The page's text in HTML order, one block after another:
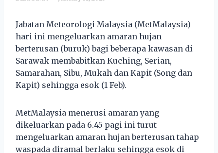
Jabatan Meteorologi Malaysia (MetMalaysia)
hari ini mengeluarkan amaran hujan
berterusan (buruk) bagi beberapa kawasan di
Sarawak membabitkan Kuching, Serian,
Samarahan, Sibu, Mukah dan Kapit (Song dan
Kapit) sehingga esok (1 Feb).
MetMalaysia menerusi amaran yang
dikeluarkan pada 6.45 pagi ini turut
mengeluarkan amaran hujan berterusan tahap
waspada diramal berlaku sehingga esok di